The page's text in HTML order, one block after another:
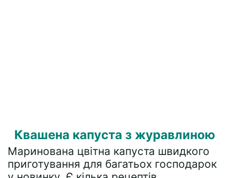
Квашена капуста з журавлиною
Маринована цвітна капуста швидкого
приготування для багатьох господарок